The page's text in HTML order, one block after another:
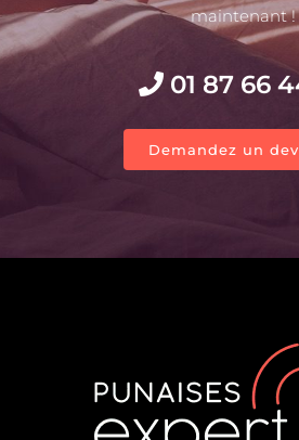
maintenant !
01 87 66
Demandez un